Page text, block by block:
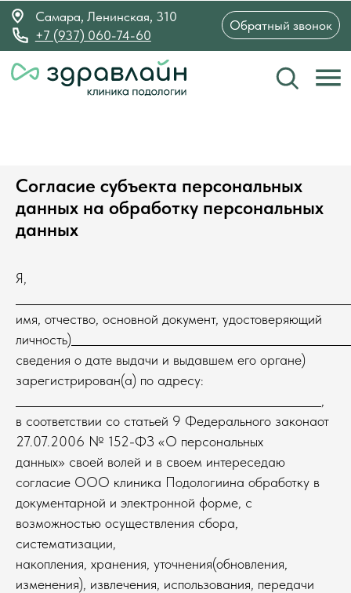
+7 (937) 060-74-60
Обратный звонок
Самара, Ленинская, 310
Согласие субъекта персональных
данных на обработку персональных
данных
Я,
имя, отчество, основной документ, удостоверяющий
личность)
сведения о дате выдачи и выдавшем его органе)
зарегистрирован(а) по адресу:
в соответствии со статьей 9 Федерального законаот
27.07.2006 № 152-ФЗ «О персональных
данных» своей волей и в своем интереседаю
согласие ООО клиника Подологиина обработку в
документарной и электронной форме, с
возможностью осуществления сбора,
систематизации,
накопления, хранения, уточнения(обновления,
изменения), извлечения, использования, передачи